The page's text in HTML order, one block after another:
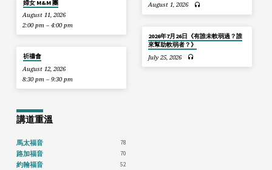
婦女 M&M 團
August 11, 2026
2:00 pm – 4:00 pm
祈禱會
August 12, 2026
8:30 pm – 9:30 pm
August 1, 2026
2026年7月26日《有誰未軟弱過？誰
來幫助軟弱者？》
July 25, 2026
講道重溫
馬太福音 78
路加福音 70
約翰福音 52